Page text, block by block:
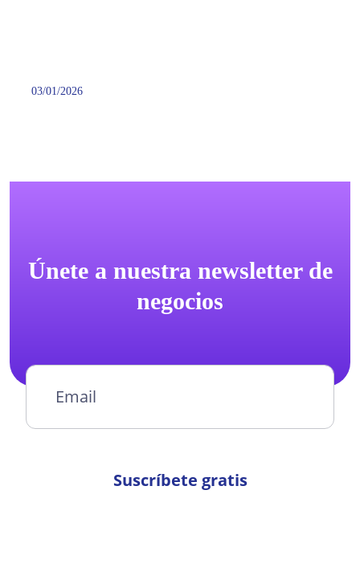
03/01/2026
Únete a nuestra newsletter de
negocios
Suscríbete gratis